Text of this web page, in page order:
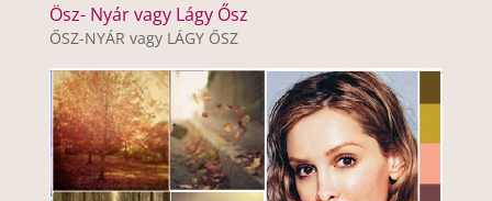
Ösz- Nyár vagy Lágy Ősz
ŐSZ-NYÁR vagy LÁGY ŐSZ